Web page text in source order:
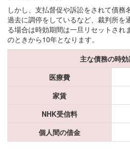
しかし、支払督促や訴訟をされて債務
過去に調停をしているなど、裁判所を
る場合は時効期間は一旦リセットされ
のときから10年となります。
主な債務の時
医療費
家賃
NHK受信料
個人間の借金